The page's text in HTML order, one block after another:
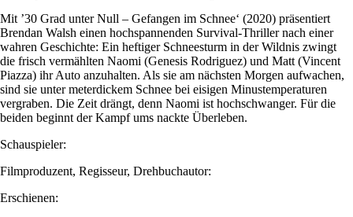
Mit ’30 Grad unter Null – Gefangen im Schnee‘ (2020) präsentiert
Brendan Walsh einen hochspannenden Survival-Thriller nach einer
wahren Geschichte: Ein heftiger Schneesturm in der Wildnis zwingt
die frisch vermählten Naomi (Genesis Rodriguez) und Matt (Vincent
Piazza) ihr Auto anzuhalten. Als sie am nächsten Morgen aufwachen,
sind sie unter meterdickem Schnee bei eisigen Minustemperaturen
vergraben. Die Zeit drängt, denn Naomi ist hochschwanger. Für die
beiden beginnt der Kampf ums nackte Überleben.
Schauspieler:
Filmproduzent, Regisseur, Drehbuchautor:
Erschienen: